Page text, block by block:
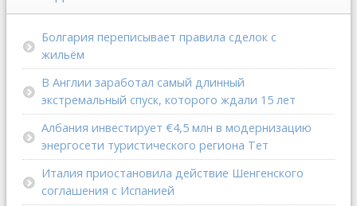
Болгария переписывает правила сделок с
жильём
В Англии заработал самый длинный
экстремальный спуск, которого ждали 15 лет
Албания инвестирует €4,5 млн в модернизацию
энергосети туристического региона Тет
Италия приостановила действие Шенгенского
соглашения с Испанией